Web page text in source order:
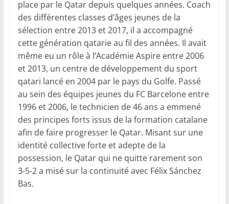
place par le Qatar depuis quelques années. Coach
des différentes classes d’âges jeunes de la
sélection entre 2013 et 2017, il a accompagné
cette génération qatarie au fil des années. Il avait
même eu un rôle à l’Académie Aspire entre 2006
et 2013, un centre de développement du sport
qatari lancé en 2004 par le pays du Golfe. Passé
au sein des équipes jeunes du FC Barcelone entre
1996 et 2006, le technicien de 46 ans a emmené
des principes forts issus de la formation catalane
afin de faire progresser le Qatar. Misant sur une
identité collective forte et adepte de la
possession, le Qatar qui ne quitte rarement son
3-5-2 a misé sur la continuité avec Félix Sánchez
Bas.